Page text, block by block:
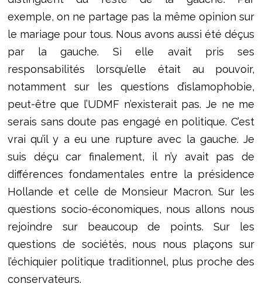
exemple, on ne partage pas la même opinion sur
le mariage pour tous. Nous avons aussi été déçus
par la gauche. Si elle avait pris ses
responsabilités lorsqu’elle était au pouvoir,
notamment sur les questions d’islamophobie,
peut-être que l’UDMF n’existerait pas. Je ne me
serais sans doute pas engagé en politique. C’est
vrai qu’il y a eu une rupture avec la gauche. Je
suis déçu car finalement, il n’y avait pas de
différences fondamentales entre la présidence
Hollande et celle de Monsieur Macron. Sur les
questions socio-économiques, nous allons nous
rejoindre sur beaucoup de points. Sur les
questions de sociétés, nous nous plaçons sur
l’échiquier politique traditionnel, plus proche des
conservateurs.